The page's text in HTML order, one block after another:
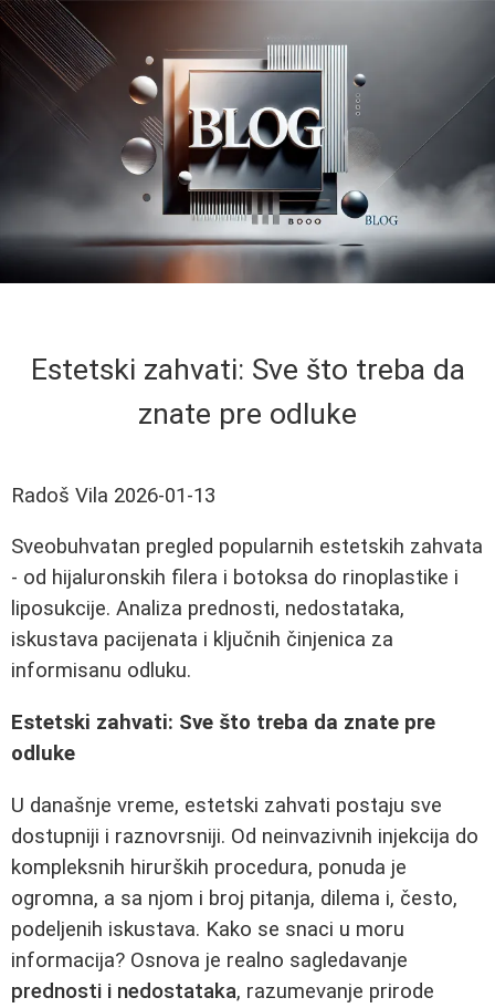
Estetski zahvati: Sve što treba da
znate pre odluke
Radoš Vila 2026-01-13
Sveobuhvatan pregled popularnih estetskih zahvata
- od hijaluronskih filera i botoksa do rinoplastike i
liposukcije. Analiza prednosti, nedostataka,
iskustava pacijenata i ključnih činjenica za
informisanu odluku.
Estetski zahvati: Sve što treba da znate pre
odluke
U današnje vreme, estetski zahvati postaju sve
dostupniji i raznovrsniji. Od neinvazivnih injekcija do
kompleksnih hirurških procedura, ponuda je
ogromna, a sa njom i broj pitanja, dilema i, često,
podeljenih iskustava. Kako se snaci u moru
informacija? Osnova je realno sagledavanje
prednosti i nedostataka, razumevanje prirode